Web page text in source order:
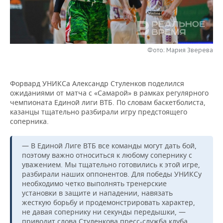
НЕФТЕХИМИЯ
РОЗНИЧНАЯ ТОРГОВЛЯ
ТРАНСПОРТ
НОВОСТИ ТЕХНОЛОГИЙ
IT
ТЕЛЕКОММУНИКАЦИИ
МЕРОПРИЯТИЯ
НОВОСТИ МЕРОПРИЯТИЙ
БИЗНЕС-БРАНЧИ
ONLINE-КОНФЕРЕНЦИИ
СПОРТ
ФУТБОЛ
ХОККЕЙ
ВОЛЕЙБОЛ
КИБЕРСПОРТ
ФИГУРНОЕ КАТАНИЕ
НОВОСТИ ОБЩЕСТВА
ВЛАСТЬ
ИСТОРИЯ
КУЛЬТУРА
МЕДИЦИНА
ФОТОГАЛЕРЕЯ
СЮЖЕТЫ
СПРАВОЧНИК
СПИСОК ПЕРСОН
СПИСОК КОМПАНИЙ
ПОЛНАЯ ВЕРСИЯ
Фото: Мария Зверева
Форвард УНИКСа Александр Стуленков поделился
ожиданиями от матча с «Самарой» в рамках регулярного
чемпионата Единой лиги ВТБ. По словам баскетболиста,
казанцы тщательно разбирали игру предстоящего
соперника.
— В Единой Лиге ВТБ все команды могут дать бой,
поэтому важно относиться к любому сопернику с
уважением. Мы тщательно готовились к этой игре,
разбирали наших оппонентов. Для победы УНИКСу
необходимо четко выполнять тренерские
установки в защите и нападении, навязать
жесткую борьбу и продемонстрировать характер,
не давая сопернику ни секунды передышки, —